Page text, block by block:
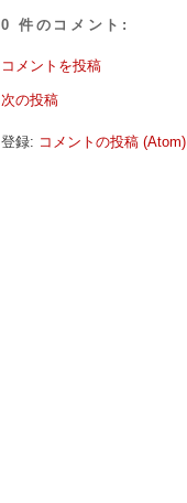
0 件のコメント:
コメントを投稿
次の投稿
登録: コメントの投稿 (Atom)